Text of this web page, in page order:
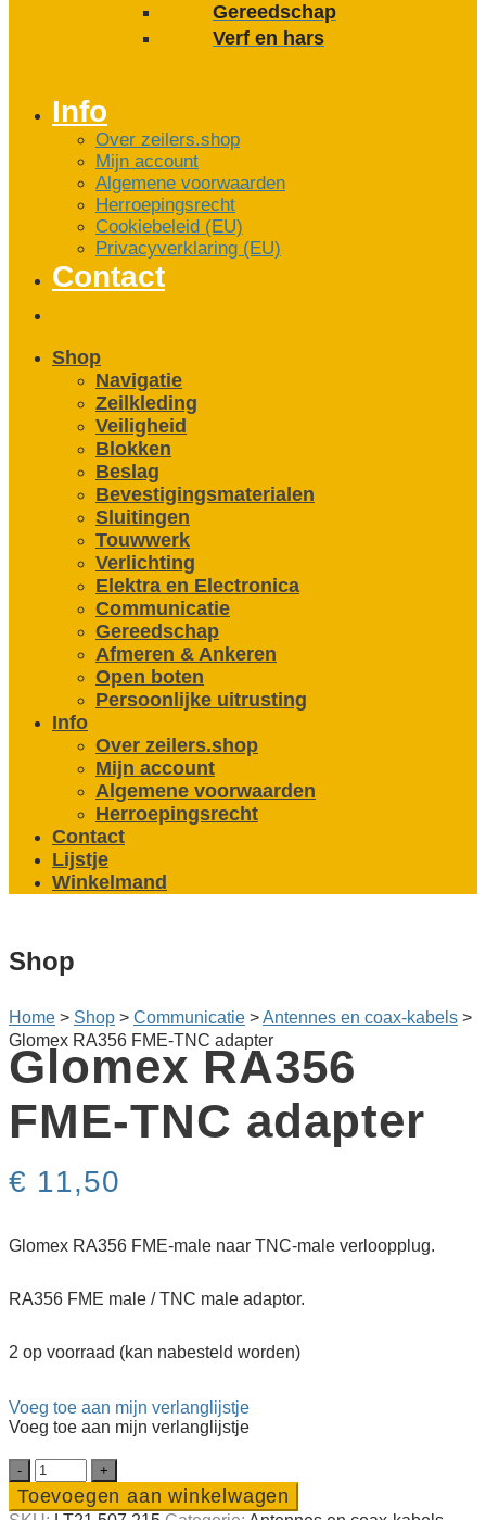
Gereedschap
Verf en hars
Info
Over zeilers.shop
Mijn account
Algemene voorwaarden
Herroepingsrecht
Cookiebeleid (EU)
Privacyverklaring (EU)
Contact
Shop
Navigatie
Zeilkleding
Veiligheid
Blokken
Beslag
Bevestigings­­materialen
Sluitingen
Touwwerk
Verlichting
Elektra en Electronica
Communicatie
Gereedschap
Afmeren & Ankeren
Open boten
Persoonlijke uitrusting
Info
Over zeilers.shop
Mijn account
Algemene voorwaarden
Herroepingsrecht
Contact
Lijstje
Winkelmand
Shop
Home > Shop > Communicatie >Antennes en coax-kabels >
Glomex RA356 FME-TNC adapter
Glomex RA356
FME-TNC adapter
€ 11,50
Glomex RA356 FME-male naar TNC-male verloopplug.
RA356 FME male / TNC male adaptor.
2 op voorraad (kan nabesteld worden)
Voeg toe aan mijn verlanglijstje
Voeg toe aan mijn verlanglijstje
Glomex
RA356
FME-
Toevoegen aan winkelwagen